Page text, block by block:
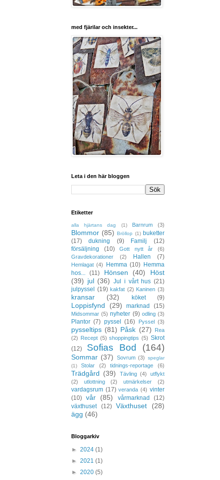
med fjärilar och insekter...
Leta i den här bloggen
Etiketter
alla hjärtans dag (1) Barnrum (3)
Blommor (85) Bröllop (1) buketter
(17)
dukning (9) Familj
(12)
försäljning
(10) Gott nytt år
(6)
Gravdekorationer
(2) Hallen (7)
Hemlagat (4) Hemma (10) Hemma
hos...
(11) Hönsen (40)
Höst
(39) jul (36) Jul i vårt hus (21)
julpyssel
(19) kakfat (2) Kaninen (3)
kransar (32) köket (9)
Loppisfynd (29) marknad (15)
Midsommar (5) nyheter (9) odling (3)
Plantor (7) pyssel (16) Pyssel (3)
pysseltips (81) Påsk (27)
Rea
(2) Recept (5) shoppingtips (5) Skrot
(12)
Sofias Bod (164)
Sommar (37) Sovrum (3)
speglar
(1)
Stolar (2) tidnings-reportage (6)
Trädgård (39) Tävling (4)
utflykt
(2)
utlottning (2) utmärkelser (2)
vardagsrum (17) veranda (4) vinter
(10) vår (85) vårmarknad
(12)
växthuset
(12) Växthuset
(28)
ägg (46)
Bloggarkiv
► 2024 (1)
► 2021 (1)
► 2020 (5)